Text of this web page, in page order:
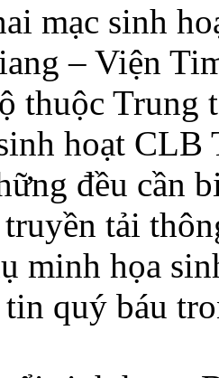
mạc sinh
– Viện
thuộc Trung
hoạt CLB
đều cần
tải
minh họa
quý báu